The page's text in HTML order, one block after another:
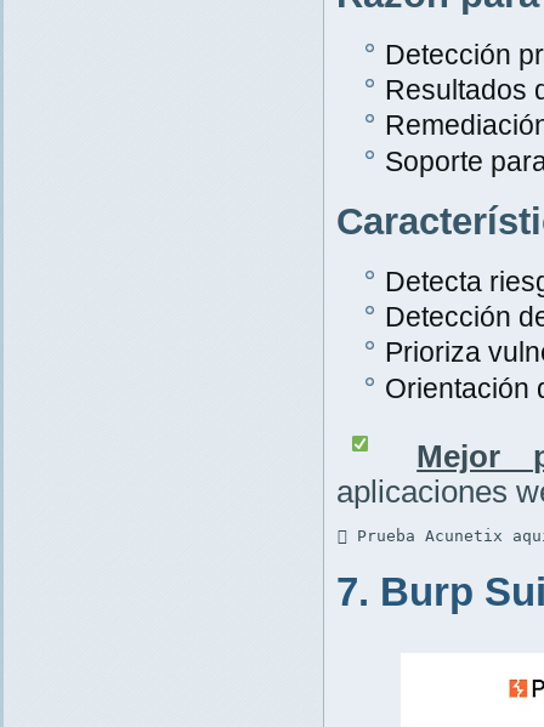
Detección
Resultados
Soporte
Detecta
Detección
Prioriza
Orientación
Mejor
aplicaciones
 Prueba Acunetix
7. Burp